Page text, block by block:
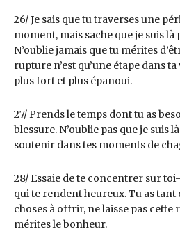
26/ Je sais que tu traverses une
moment, mais sache que je suis
N’oublie jamais que tu mérites
rupture n’est qu’une étape dans
plus fort et plus épanoui.
27/ Prends le temps dont tu as
blessure. N’oublie pas que je suis
soutenir dans tes moments de
28/ Essaie de te concentrer sur
qui te rendent heureux. Tu as tant
choses à offrir, ne laisse pas
mérites le bonheur.